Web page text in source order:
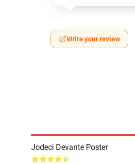
Write your review
Jodeci Devante Poster